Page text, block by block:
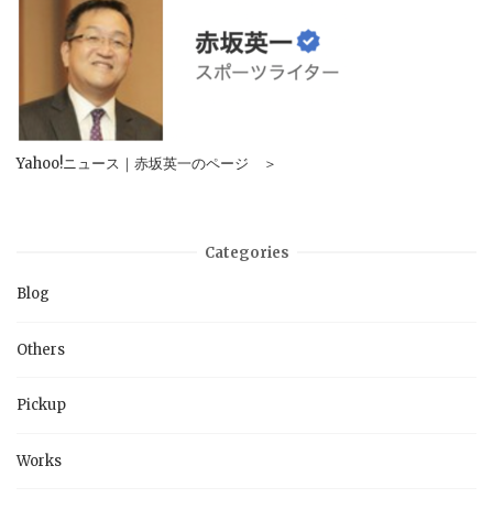
Yahoo!ニュース｜赤坂英一のページ ＞
Categories
Blog
Others
Pickup
Works